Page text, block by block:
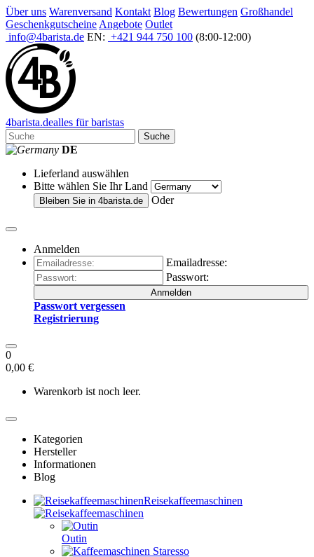
Über uns Warenversand Kontakt Blog Bewertungen Großhandel
Geschenkgutscheine Angebote Outlet
info@4barista.de EN: +421 944 750 100 (8:00-12:00)
4barista.dealles für baristas
Suche
DE
Lieferland auswählen
Bitte wählen Sie Ihr Land
Bleiben Sie in 4barista.de Oder
Anmelden
Emailadresse:
Passwort:
Anmelden
Passwort vergessen
Registrierung
0
0,00 €
Warenkorb ist noch leer.
Kategorien
Hersteller
Informationen
Blog
Reisekaffeemaschinen
Outin